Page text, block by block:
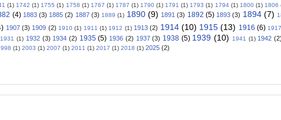
(1) 1742 (1) 1755 (1) 1758 (1) 1767 (1) 1787 (1) 1790 (1) 1791 (1) 1793 (1) 1794 (1) 1800 (1) 1806
(4) 1883 (3) 1885 (2) 1887 (3) 1889 (1) 1890 (9) 1891 (3) 1892 (5) 1893 (3) 1894 (7)
1907 (3) 1909 (2) 1910 (1) 1911 (1) 1912 (1) 1913 (2) 1914 (10) 1915 (13) 1916 (6) 1917
1931 (1) 1932 (3) 1934 (2) 1935 (5) 1936 (2) 1937 (3) 1938 (5) 1939 (10) 1941 (1) 1942 (2)
(1) 2003 (1) 2007 (1) 2011 (1) 2017 (1) 2018 (1) 2025 (2)